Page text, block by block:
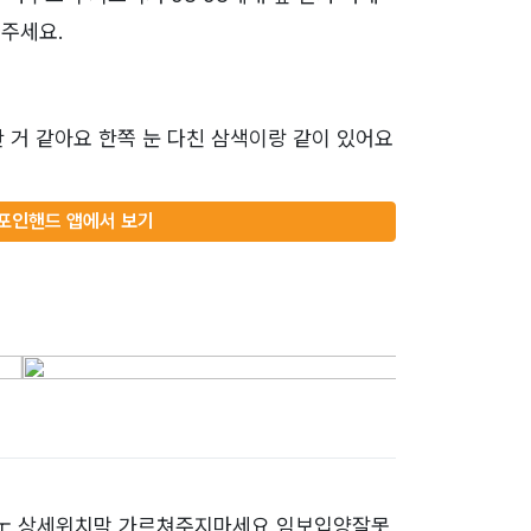
세요.
같아요 한쪽 눈 다친 삼색이랑 같이 있어요
인핸드 앱에서 보기
상세위치막 가르쳐주지마세요 임보입양잘못